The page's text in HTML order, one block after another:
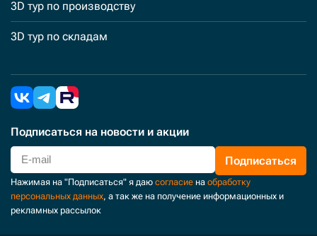
3D тур по производству
3D тур по складам
Подписаться на новости и акции
Подписаться
Нажимая на "Подписаться" я даю согласие на обработку
персональных данных, а так же на получение информационных и
рекламных рассылок